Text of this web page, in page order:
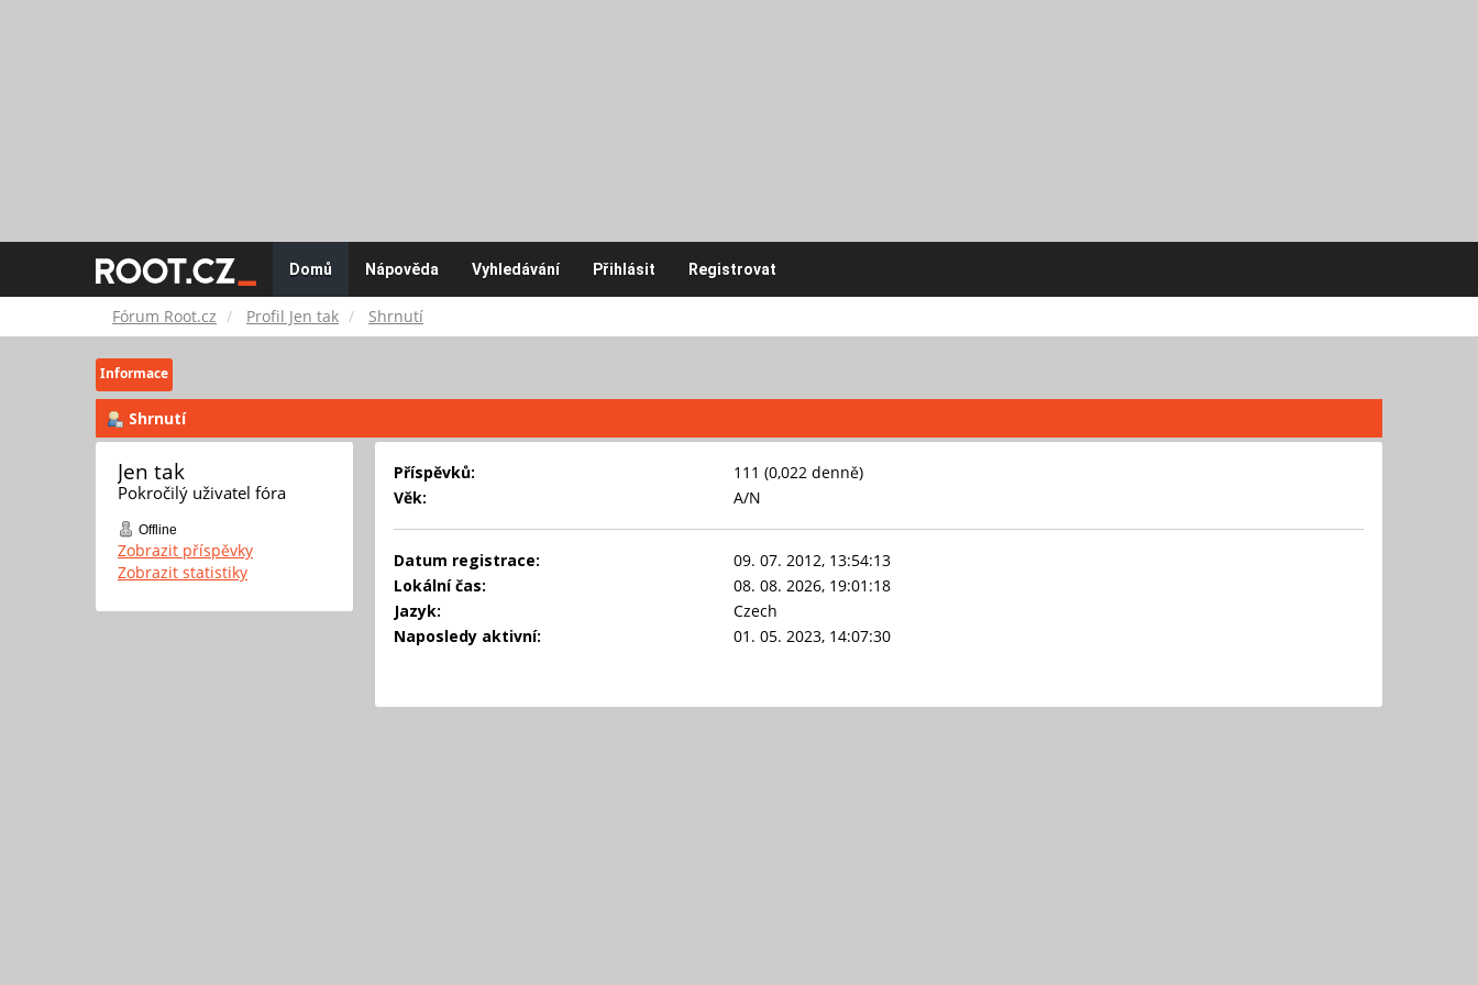
Fórum
Root.cz
Domů Nápověda Vyhledávání Přihlásit Registrovat
Fórum Root.cz Profil Jen tak Shrnutí
Informace
Shrnutí
Jen tak
Pokročilý uživatel fóra
Offline
Zobrazit příspěvky
Zobrazit statistiky
Příspěvků:
111 (0,022 denně)
Věk:
A/N
Datum registrace:
09. 07. 2012, 13:54:13
Lokální čas:
08. 08. 2026, 19:01:18
Jazyk:
Czech
Naposledy aktivní:
01. 05. 2023, 14:07:30